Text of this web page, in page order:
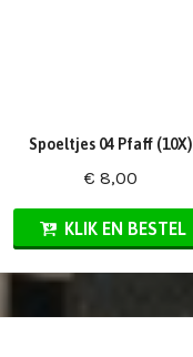
Spoeltjes 04 Pfaff (10X)
€ 8,00
KLIK EN BESTEL